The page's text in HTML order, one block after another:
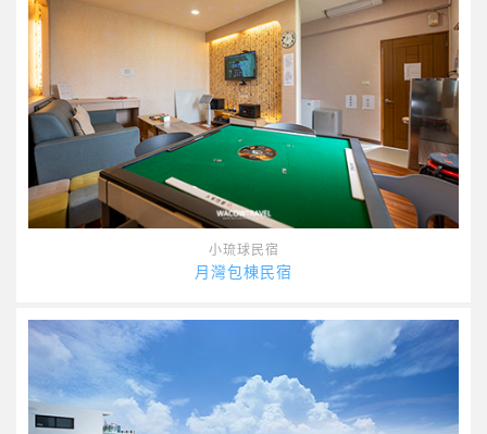
小琉球民宿
月灣包棟民宿